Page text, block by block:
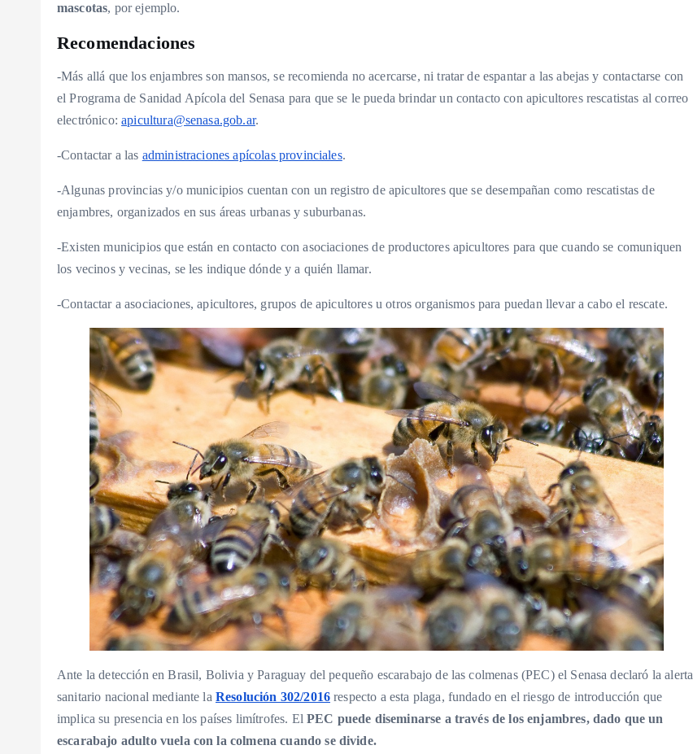
mascotas, por ejemplo.
Recomendaciones
-Más allá que los enjambres son mansos, se recomienda no acercarse, ni tratar de espantar a las abejas y contactarse con
el Programa de Sanidad Apícola del Senasa para que se le pueda brindar un contacto con apicultores rescatistas al correo
electrónico:apicultura@senasa.gob.ar.
-Contactar a las administraciones apícolas provinciales.
-Algunas provincias y/o municipios cuentan con un registro de apicultores que se desempañan como rescatistas de
enjambres, organizados en sus áreas urbanas y suburbanas.
-Existen municipios que están en contacto con asociaciones de productores apicultores para que cuando se comuniquen
los vecinos y vecinas, se les indique dónde y a quién llamar.
-Contactar a asociaciones, apicultores, grupos de apicultores u otros organismos para puedan llevar a cabo el rescate.
Ante la detección en Brasil, Bolivia y Paraguay del pequeño escarabajo de las colmenas (PEC) el Senasa declaró la alerta
sanitario nacional mediante la Resolución 302/2016 respecto a esta plaga, fundado en el riesgo de introducción que
implica su presencia en los países limítrofes. ElPEC puede diseminarse a través de los enjambres, dado que un
escarabajo adulto vuela con la colmena cuando se divide.